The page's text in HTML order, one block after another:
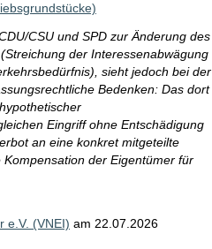
CSU und SPD zur Änderung
der Interessenabwägung
sieht jedoch bei der
Bedenken: Das dort
Eingriff ohne Entschädigung
an eine konkret mitgeteilte
der Eigentümer für
e.V. (VNEI) am 22.07.2026